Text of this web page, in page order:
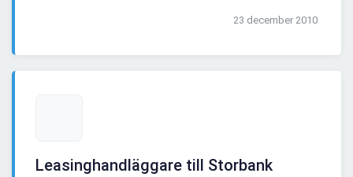
23 december 2010
Leasinghandläggare till Storbank